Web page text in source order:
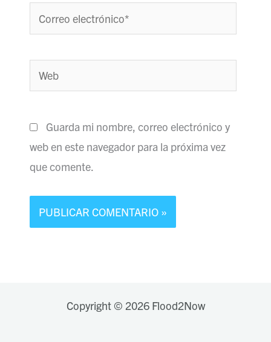
Correo
electrónico*
Web
Guarda mi nombre, correo electrónico y
web en este navegador para la próxima vez
que comente.
Copyright © 2026 Flood2Now